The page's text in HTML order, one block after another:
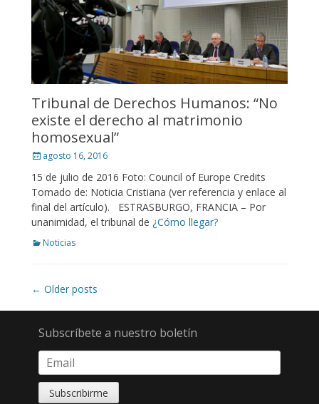
Tribunal de Derechos Humanos: “No
existe el derecho al matrimonio
homosexual”
Posted
agosto 16, 2016
15 de julio de 2016 Foto: Council of Europe Credits
Tomado de: Noticia Cristiana (ver referencia y enlace al
final del artículo). ESTRASBURGO, FRANCIA – Por
unanimidad, el tribunal de ¿Cómo llegar?
Categories
Noticias
Post
← Older posts
Subscríbete a nuestro boletín